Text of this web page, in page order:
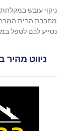
ניווט מהיר
ניקוי עובש
מחברת הבית
נסייע לכם לטפל